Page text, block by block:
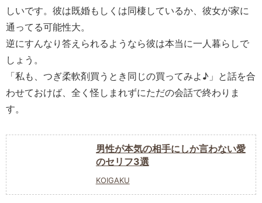
しいです。彼は既婚もしくは同棲しているか、彼女が家に
通ってる可能性大。
逆にすんなり答えられるようなら彼は本当に一人暮らしで
しょう。
「私も、つぎ柔軟剤買うとき同じの買ってみよ♪」と話を合
わせておけば、全く怪しまれずにただの会話で終わりま
す。
男性が本気の相手にしか言わない愛
のセリフ3選
KOIGAKU